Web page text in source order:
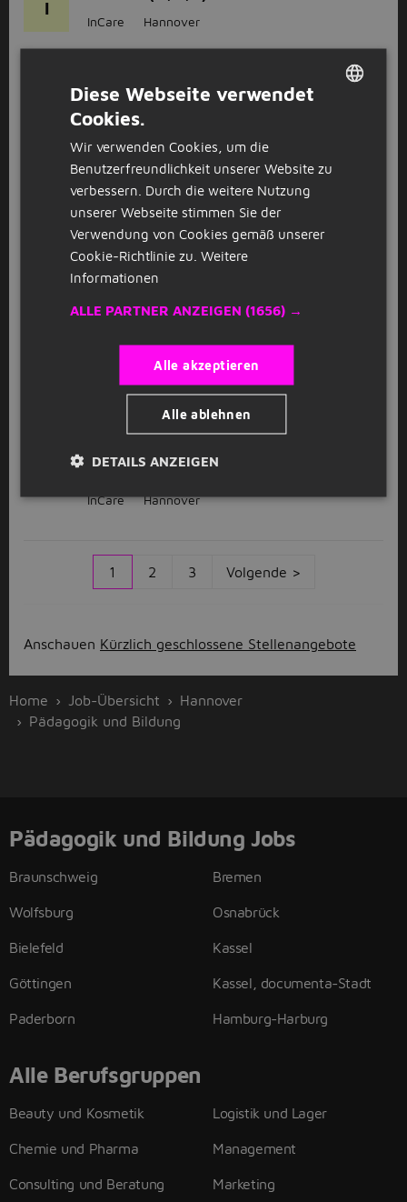
I
InCare Hannover
Erzieher (m/w/d)
GESPONSERT
Erzieher (m/w/d)
InCare Hannover
(m/w/d)
Hannover
Heilpädagoge / Heilerziehungspfleger
InCare Hannover
1 2 3 Volgende >
Anschauen Kürzlich geschlossene Stellenangebote
Home Job-Übersicht
Hannover
Pädagogik und Bildung
Pädagogik und Bildung Jobs
Braunschweig
Wolfsburg
Bielefeld
Göttingen
Paderborn
Bremen
Osnabrück
Kassel
Kassel, documenta-Stadt
Hamburg-Harburg
Alle Berufsgruppen
Beauty und Kosmetik
Chemie und Pharma
Consulting und Beratung
Logistik und Lager
Management
Marketing
Diese Webseite verwendet
Cookies.
Wir verwenden Cookies, um die
Benutzerfreundlichkeit unserer Website zu
verbessern. Durch die weitere Nutzung
unserer Webseite stimmen Sie der
Verwendung von Cookies gemäß unserer
Cookie-Richtlinie zu. Weitere
Informationen
ALLE PARTNER ANZEIGEN (1656) →
Alle akzeptieren
Alle ablehnen
DETAILS ANZEIGEN